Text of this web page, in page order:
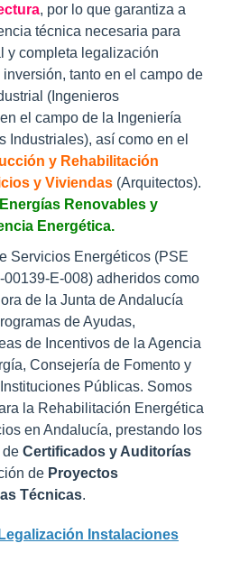
, por lo que garantiza a
técnica necesaria para
y completa legalización
tanto en el campo de
(Ingenieros
el campo de la Ingeniería
Industriales), así como en el
y Rehabilitación
y Viviendas (Arquitectos).
Energías Renovables y
Energética.
Servicios Energéticos (PSE
00139-E-008) adheridos como
de la Junta de Andalucía
de Ayudas,
de Incentivos de la Agencia
Consejería de Fomento y
Públicas. Somos
la Rehabilitación Energética
en Andalucía, prestando los
de Certificados y Auditorías
de Proyectos
Técnicas.
Instalaciones